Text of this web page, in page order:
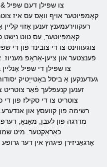
צו שפּילן דעם שפּיל &
קאָמפּיוטער אויף וואָס עס איז
רעקווירעמענץ זענען אַזוי
קאָמפּיוטער, עס טוט נישט
צוגעוווינט צו די צובינד פון
צו שפּילן די שפּיל
געדענקען אַ ביסל באַטייַטיק
זענען קנעפּלעך פֿאַר צוטריט
צוטריט צו די סקילז פון
רשימה פון קוועסץ און
מדרגה פון לעבן, מאַנאַ,
כאַראַקטער. מיט